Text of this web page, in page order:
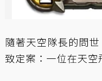
隨著天空隊長的問
致定案：一位在天空